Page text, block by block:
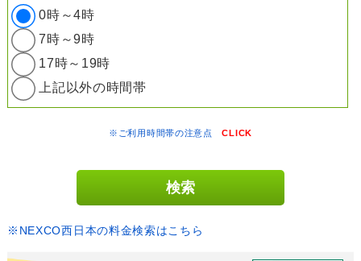
0時～4時
7時～9時
17時～19時
上記以外の時間帯
※ご利用時間帯の注意点CLICK
※NEXCO西日本の料金検索はこちら